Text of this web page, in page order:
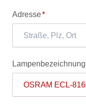
Pflichtfeld
Adresse*
Pflichtfeld